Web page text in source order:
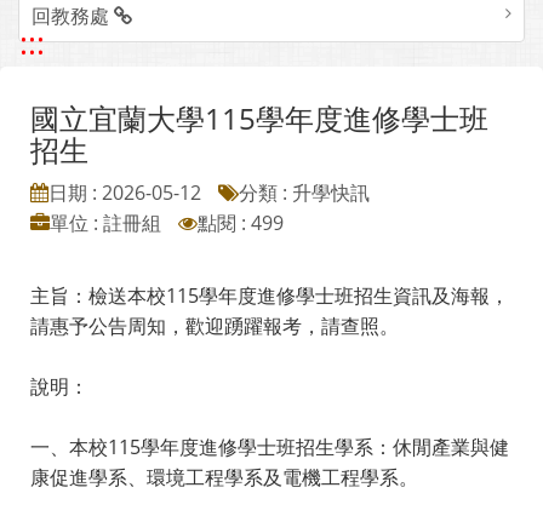
回教務處
:::
國立宜蘭大學115學年度進修學士班
招生
日期 : 2026-05-12
分類 : 升學快訊
單位 : 註冊組
點閱 : 499
主旨：檢送本校115學年度進修學士班招生資訊及海報，
請惠予公告周知，歡迎踴躍報考，請查照。
說明：
一、本校115學年度進修學士班招生學系：休閒產業與健
康促進學系、環境工程學系及電機工程學系。